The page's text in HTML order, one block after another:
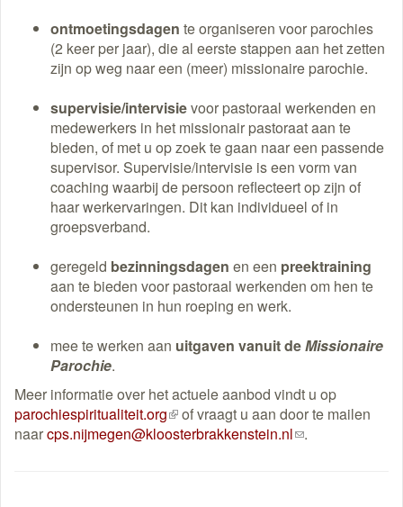
ontmoetingsdagen te organiseren voor parochies
(2 keer per jaar), die al eerste stappen aan het zetten
zijn op weg naar een (meer) missionaire parochie.
supervisie/intervisievoor pastoraal werkenden en
medewerkers in het missionair pastoraat aan te
bieden, of met u op zoek te gaan naar een passende
supervisor. Supervisie/intervisie is een vorm van
coaching waarbij de persoon reflecteert op zijn of
haar werkervaringen. Dit kan individueel of in
groepsverband.
geregeld bezinningsdagen en een preektraining
aan te bieden voor pastoraal werkenden om hen te
ondersteunen in hun roeping en werk.
mee te werken aan uitgaven vanuit deMissionaire
Parochie.
Meer informatie over het actuele aanbod vindt u op
parochiespiritualiteit.org(externe
link)
of vraagt u aan door te mailen
naarcps.nijmegen@kloosterbrakkenstein.nl(link
.